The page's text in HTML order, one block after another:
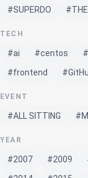
#SUPERDO
TECH
#ai #centos
#frontend
EVENT
#ALL SITTING
YEAR
#2007 #2009